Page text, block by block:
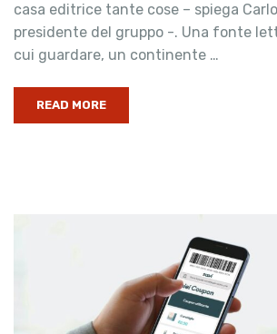
casa editrice tante cose – spiega
presidente del gruppo -. Una fonte
cui guardare, un continente …
READ MORE